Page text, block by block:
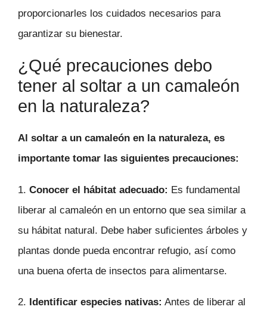
proporcionarles los cuidados necesarios para
garantizar su bienestar.
¿Qué precauciones debo
tener al soltar a un camaleón
en la naturaleza?
Al soltar a un camaleón en la naturaleza, es
importante tomar las siguientes precauciones:
1. Conocer el hábitat adecuado: Es fundamental
liberar al camaleón en un entorno que sea similar a
su hábitat natural. Debe haber suficientes árboles y
plantas donde pueda encontrar refugio, así como
una buena oferta de insectos para alimentarse.
2. Identificar especies nativas: Antes de liberar al